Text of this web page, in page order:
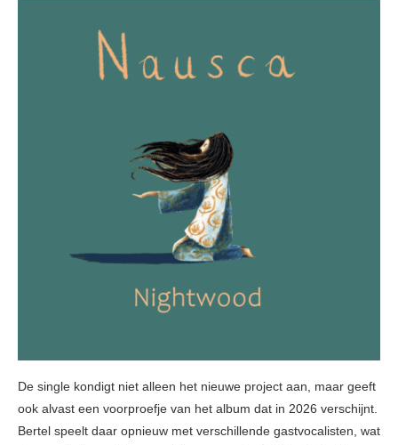
De single kondigt niet alleen het nieuwe project aan, maar geeft
ook alvast een voorproefje van het album dat in 2026 verschijnt.
Bertel speelt daar opnieuw met verschillende gastvocalisten, wat